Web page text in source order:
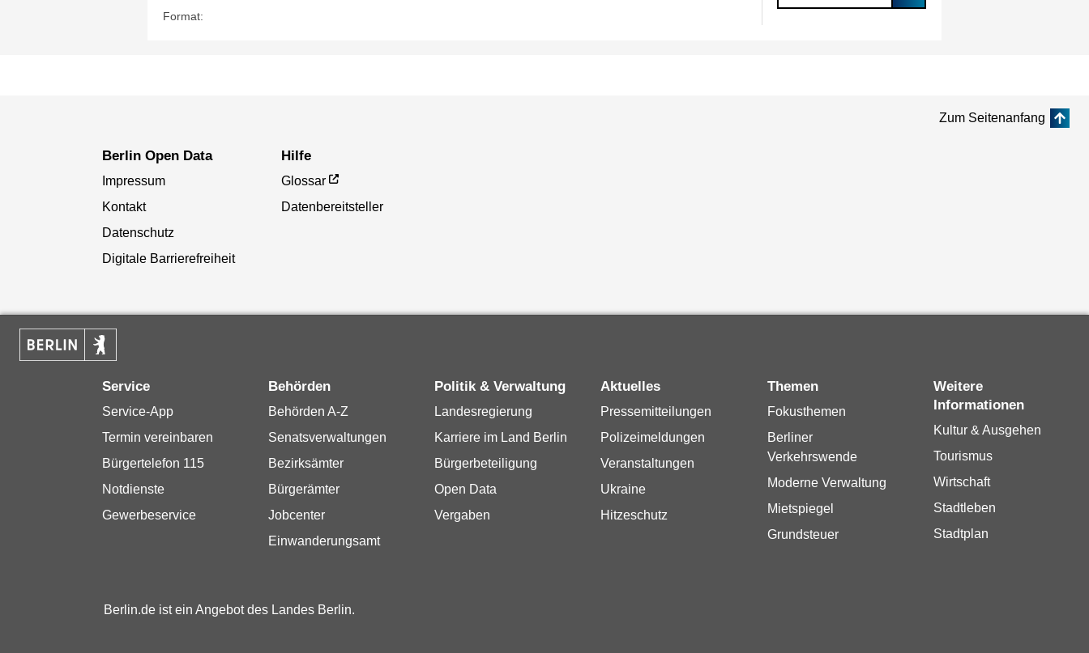
Format:
Zum Seitenanfang
Berlin Open Data
Impressum
Kontakt
Datenschutz
Digitale Barrierefreiheit
Hilfe
Glossar
Datenbereitsteller
Service
Service-App
Termin vereinbaren
Bürgertelefon 115
Notdienste
Gewerbeservice
Behörden
Behörden A-Z
Senatsverwaltungen
Bezirksämter
Bürgerämter
Jobcenter
Einwanderungsamt
Politik & Verwaltung
Landesregierung
Karriere im Land Berlin
Bürgerbeteiligung
Open Data
Vergaben
Aktuelles
Pressemitteilungen
Polizeimeldungen
Veranstaltungen
Ukraine
Hitzeschutz
Themen
Fokusthemen
Berliner
Verkehrswende
Moderne Verwaltung
Mietspiegel
Grundsteuer
Weitere
Informationen
Kultur & Ausgehen
Tourismus
Wirtschaft
Stadtleben
Stadtplan
Berlin.de ist ein Angebot des Landes Berlin.